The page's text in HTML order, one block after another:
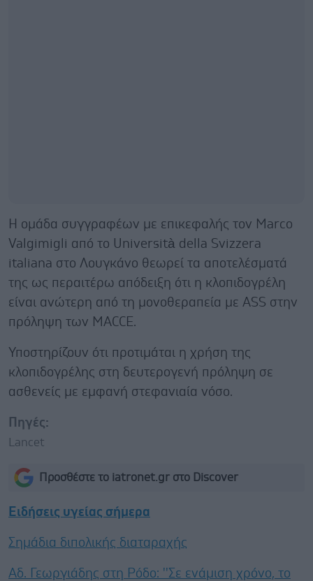
Η ομάδα συγγραφέων με επικεφαλής τον Marco
Valgimigli από το Università della Svizzera
italiana στο Λουγκάνο θεωρεί τα αποτελέσματά
της ως περαιτέρω απόδειξη ότι η κλοπιδογρέλη
είναι ανώτερη από τη μονοθεραπεία με ASS στην
πρόληψη των MACCE.
Υποστηρίζουν ότι προτιμάται η χρήση της
κλοπιδογρέλης στη δευτερογενή πρόληψη σε
ασθενείς με εμφανή στεφανιαία νόσο.
Πηγές:
Lancet
Προσθέστε το iatronet.gr στο Discover
Ειδήσεις υγείας σήμερα
Σημάδια διπολικής διαταραχής
Αδ. Γεωργιάδης στη Ρόδο: ''Σε ενάμιση χρόνο, το